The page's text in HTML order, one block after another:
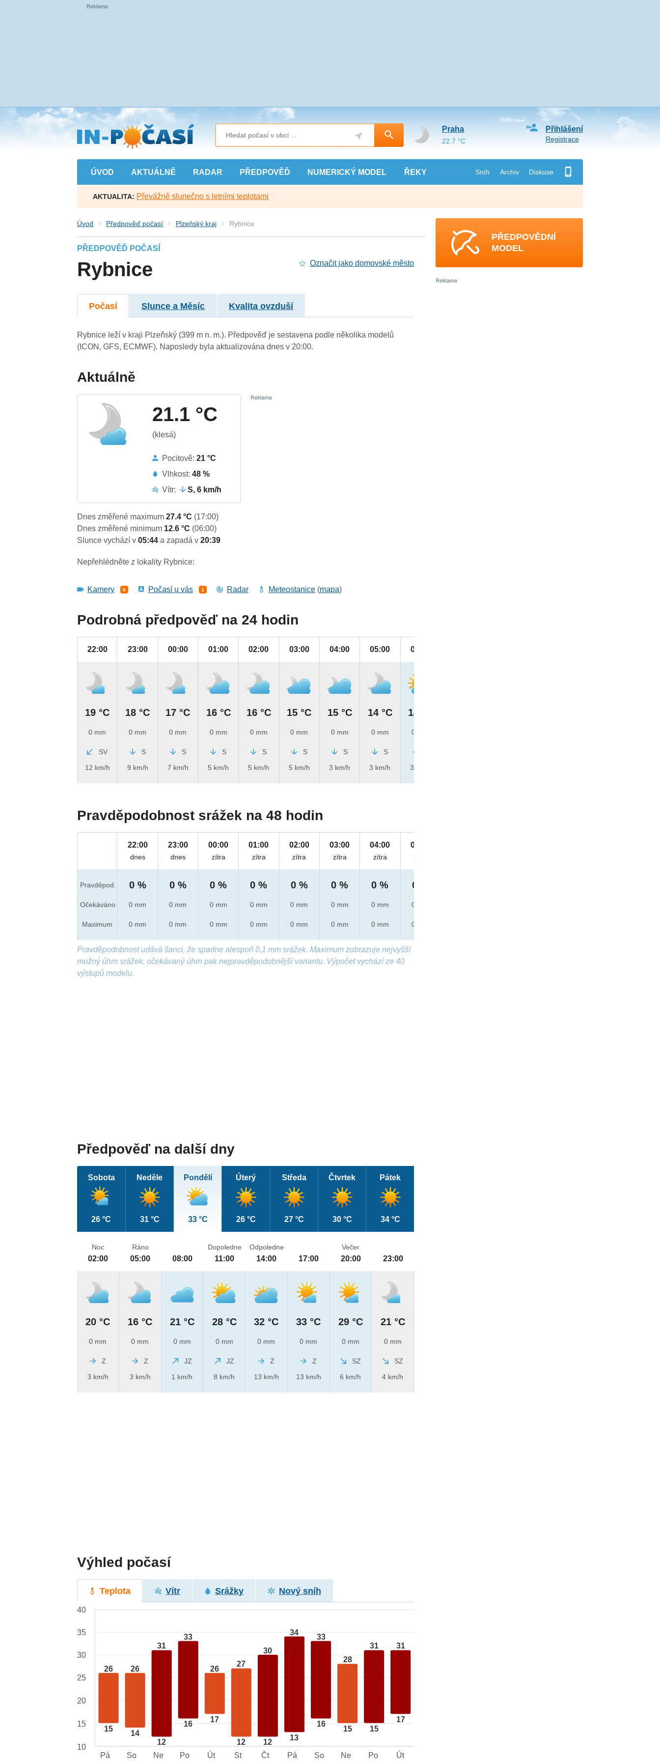
Přejít
na
hlavní
obsah
ÚVOD AKTUÁLNĚ RADAR PŘEDPOVĚĎ NUMERICKÝ MODEL ŘEKY Sníh Archiv Diskuse
Přihlášení
Registrace
Praha
22.7 °C
AKTUALITA: Převážně slunečno s letními teplotami
Úvod Předpověď počasí Plzeňský kraj Rybnice
PŘEDPOVĚĎ POČASÍ
Rybnice Označit jako domovské město
Počasí Slunce a Měsíc Kvalita ovzduší
Rybnice leží v kraji Plzeňský (399 m n. m.). Předpověď je sestavena podle několika modelů
(ICON, GFS, ECMWF). Naposledy byla aktualizována dnes v 20:00.
Aktuálně
21.1 °C
(klesá)
Pocitově:21 °C
Vlhkost:48 %
Vítr:
S, 6 km/h
Dnes změřené maximum27.4 °C (17:00)
Dnes změřené minimum 12.6 °C (06:00)
Slunce vychází v05:44a zapadá v20:39
Nepřehlédněte z lokality Rybnice:
Kamery 6 Počasí u vás 1 Radar Meteostanice (mapa)
Podrobná předpověď na 24 hodin
22:00
19 °C
0 mm
SV
12 km/h
23:00
18 °C
0 mm
S
9 km/h
00:00
17 °C
0 mm
S
7 km/h
01:00
16 °C
0 mm
S
5 km/h
02:00
16 °C
0 mm
S
5 km/h
03:00
15 °C
0 mm
S
5 km/h
04:00
15 °C
0 mm
S
3 km/h
05:00
14 °C
0 mm
S
3 km/h
06:00
14 °C
0 mm
3 km/h
Pravděpodobnost srážek na 48 hodin
Pravděpod.
Očekáváno
Maximum
22:00
dnes
0 %
0 mm
0 mm
23:00
dnes
0 %
0 mm
0 mm
00:00
zítra
0 %
0 mm
0 mm
01:00
zítra
0 %
0 mm
0 mm
02:00
zítra
0 %
0 mm
0 mm
03:00
zítra
0 %
0 mm
0 mm
04:00
zítra
0 %
0 mm
0 mm
05:00
zítra
0 %
0 mm
0 mm
Pravděpodobnost udává šanci, že spadne alespoň 0,1 mm srážek. Maximum zobrazuje nejvyšší
možný úhrn srážek, očekávaný úhrn pak nejpravděpodobnější variantu. Výpočet vychází ze 40
výstupů modelu.
Předpověď na další dny
Sobota
26 °C
Neděle
31 °C
Pondělí
33 °C
Úterý
26 °C
Středa
27 °C
Čtvrtek
30 °C
Pátek
34 °C
Noc
02:00
20 °C
0 mm
Z
3 km/h
Ráno
05:00
16 °C
0 mm
Z
3 km/h
08:00
21 °C
0 mm
JZ
1 km/h
Dopoledne
11:00
28 °C
0 mm
JZ
8 km/h
Odpoledne
14:00
32 °C
0 mm
Z
13 km/h
17:00
33 °C
0 mm
Z
13 km/h
Večer
20:00
29 °C
0 mm
SZ
6 km/h
23:00
21 °C
0 mm
SZ
4 km/h
Výhled počasí
Teplota Vítr Srážky Nový sníh
26
15
26
14
31
12
33
16
26
17
27
12
30
12
34
13
33
16
28
15
31
15
31
17
40
35
30
25
20
15
10
Pá
So Ne Po Út St Čt Pá So Ne Po Út
PŘEDPOVĚDNÍ
MODEL